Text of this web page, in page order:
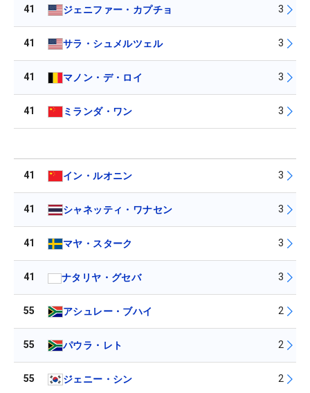
41 ジェニファー・カプチョ 3
41 サラ・シュメルツェル 3
41 マノン・デ・ロイ 3
41 ミランダ・ワン 3
41 イン・ルオニン 3
41 シャネッティ・ワナセン 3
41 マヤ・スターク 3
41 ナタリヤ・グセバ 3
55 アシュレー・ブハイ 2
55 パウラ・レト 2
55 ジェニー・シン 2